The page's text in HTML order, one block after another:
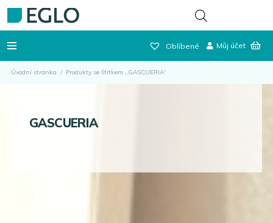
Oblíbené Můj účet
Úvodní stránka / Produkty se štítkem „GASCUERIA“
GASCUERIA